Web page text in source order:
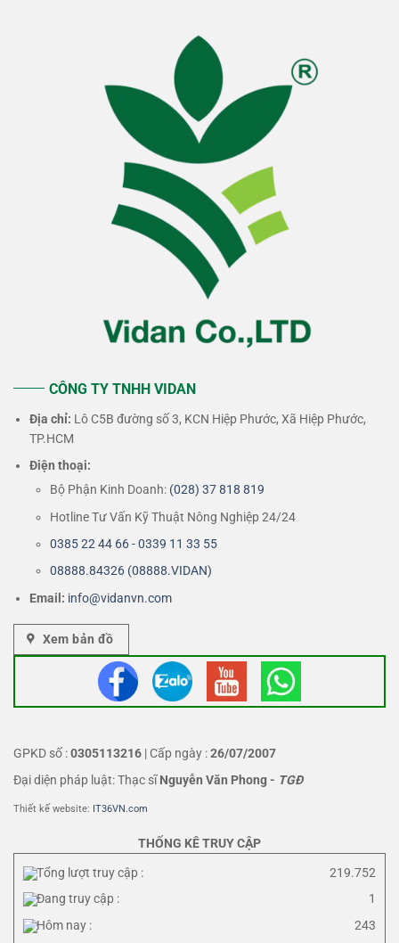
CÔNG TY TNHH VIDAN
Địa chỉ: Lô C5B đường số 3, KCN Hiệp Phước, Xã Hiệp Phước,
TP.HCM
Điện thoại:
Bộ Phận Kinh Doanh: (028) 37 818 819
Hotline Tư Vấn Kỹ Thuật Nông Nghiệp 24/24
0385 22 44 66 - 0339 11 33 55
08888.84326 (08888.VIDAN)
Email: info@vidanvn.com
Xem bản đồ
GPKD số :0305113216 | Cấp ngày :26/07/2007
Đại diện pháp luật: Thạc sĩNguyễn Văn Phong- TGĐ
Thiết kế website: IT36VN.com
THỐNG KÊ TRUY CẬP
Tổng lượt truy cập :
219.752
Đang truy cập :
1
Hôm nay :
243